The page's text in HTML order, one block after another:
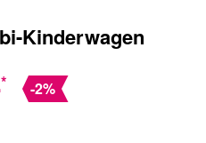
Kinderwagen
* -2%